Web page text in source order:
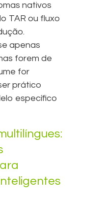
nativos
TAR ou fluxo
apenas
forem de
for
prático
específico